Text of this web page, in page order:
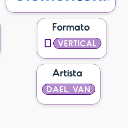
Formato
VERTICAL
Artista
DAEL, VAN